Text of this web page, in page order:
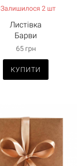
Залишилося 2 шт
Листівка
Барви
65 грн
КУПИТИ